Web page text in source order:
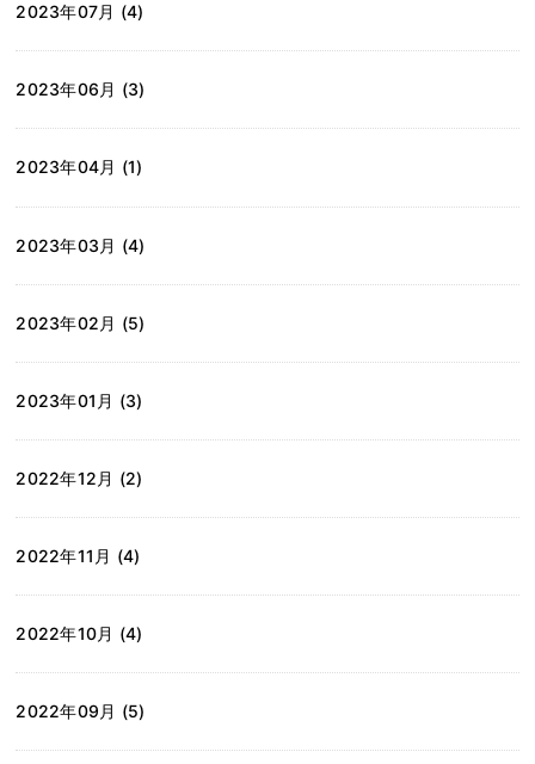
2023年07月 (4)
2023年06月 (3)
2023年04月 (1)
2023年03月 (4)
2023年02月 (5)
2023年01月 (3)
2022年12月 (2)
2022年11月 (4)
2022年10月 (4)
2022年09月 (5)